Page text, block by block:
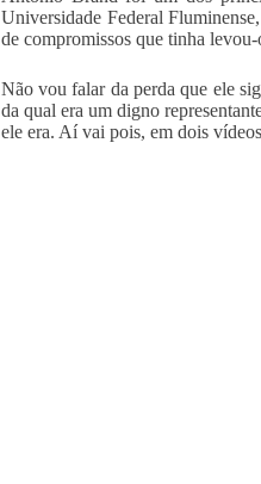
Universidade Federal
de compromissos que tinha
Não vou falar da perda que ele
da qual era um digno
ele era. Aí vai pois, em dois